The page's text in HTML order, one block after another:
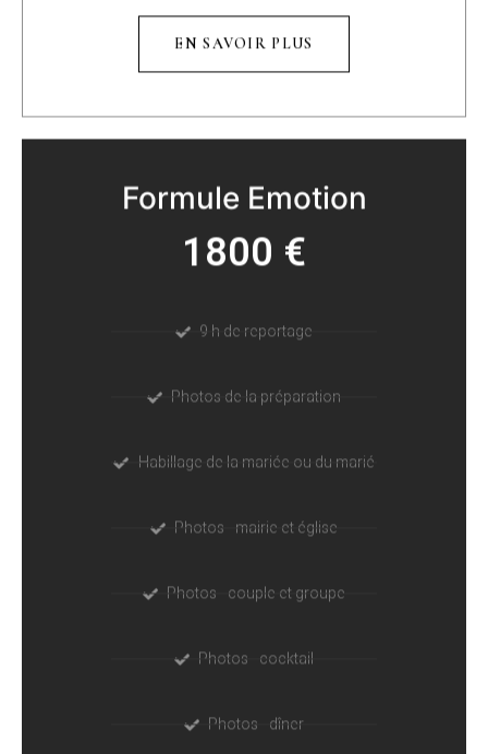
EN SAVOIR PLUS
Formule Emotion
1800 €
9 h de reportage
Photos de la préparation
Habillage de la mariée ou du marié
Photos - mairie et église
Photos - couple et groupe
Photos - cocktail
Photos - dîner